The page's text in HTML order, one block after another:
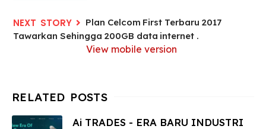
Plan Celcom First Terbaru 2017
Tawarkan Sehingga 200GB data internet .
View mobile version
Ai TRADES - ERA BARU INDUSTRI